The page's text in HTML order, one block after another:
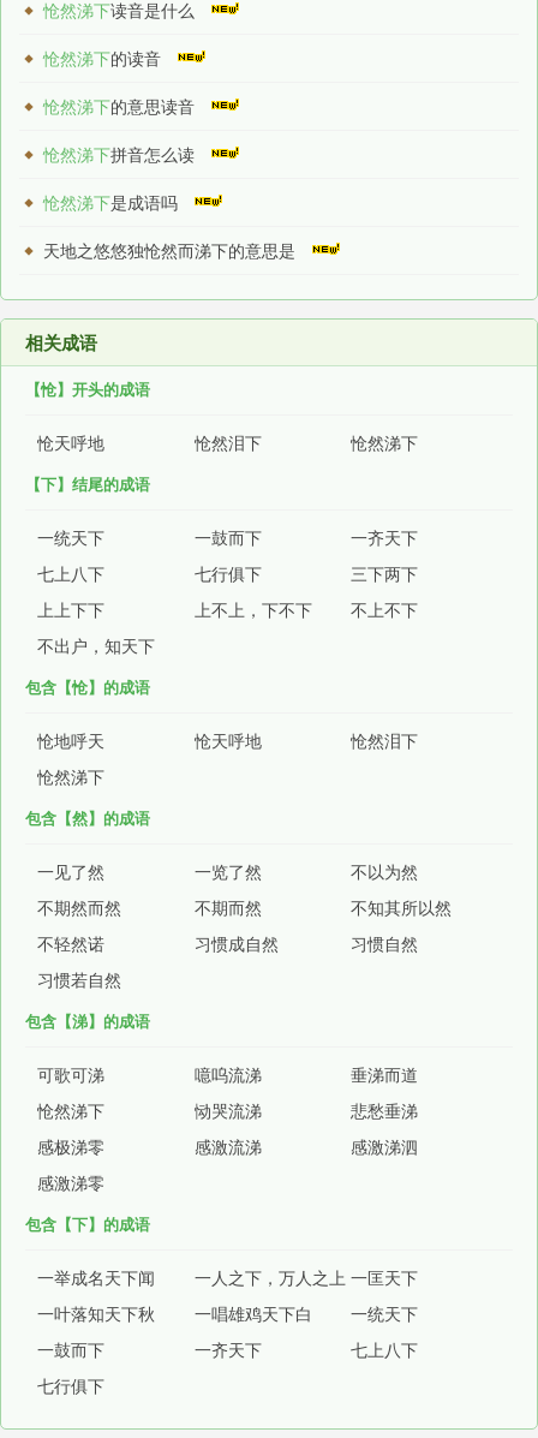
怆然涕下读音是什么
怆然涕下的读音
怆然涕下的意思读音
怆然涕下拼音怎么读
怆然涕下是成语吗
天地之悠悠独怆然而涕下的意思是
相关成语
【怆】开头的成语
怆天呼地 怆然泪下 怆然涕下
【下】结尾的成语
一统天下 一鼓而下
一齐天下
七上八下
七行俱下
三下两下
上上下下
上不上，下不下
不上不下
不出户，知天下
包含【怆】的成语
怆地呼天 怆天呼地
怆然泪下
怆然涕下
包含【然】的成语
一见了然 一览了然
不以为然
不期然而然
不期而然
不知其所以然
不轻然诺
习惯成自然
习惯自然
习惯若自然
包含【涕】的成语
可歌可涕 噫呜流涕
垂涕而道
怆然涕下
恸哭流涕
悲愁垂涕
感极涕零
感激流涕
感激涕泗
感激涕零
包含【下】的成语
一举成名天下闻 一人之下，万人之上 一匡天下
一叶落知天下秋
一唱雄鸡天下白
一统天下
一鼓而下
一齐天下
七上八下
七行俱下